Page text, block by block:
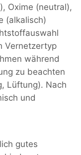
Oxime (neutral),
(alkalisch)
Vernetzertyp
während
zu beachten
Lüftung). Nach
und
gutes